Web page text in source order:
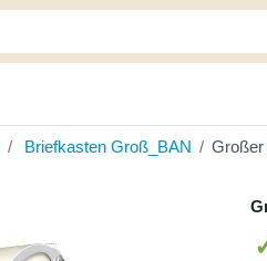
Briefkasten Groß_BAN Großer